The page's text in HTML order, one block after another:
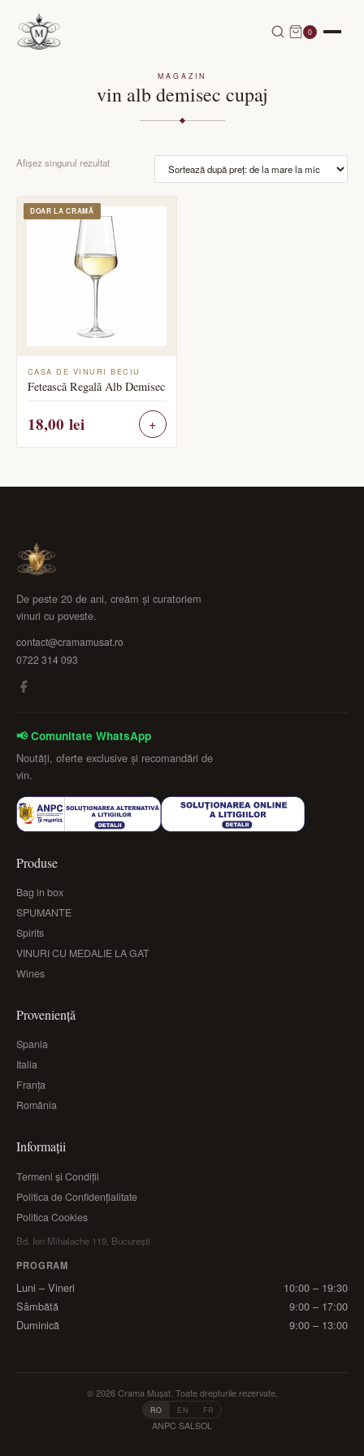
0
MAGAZIN
vin alb demisec cupaj
Afișez singurul rezultat
DOAR LA CRAMĂ
CASA DE VINURI BECIU
Fetească Regală Alb Demisec
18,00 lei
De peste 20 de ani, creăm și curatoriem
vinuri cu poveste.
contact@cramamusat.ro
0722 314 093
📢 Comunitate WhatsApp
Noutăți, oferte exclusive și recomandări de
vin.
Produse
Bag in box
SPUMANTE
Spirits
VINURI CU MEDALIE LA GAT
Wines
Proveniență
Spania
Italia
Franța
România
Informații
Termeni și Condiții
Politica de Confidențialitate
Politica Cookies
Bd. Ion Mihalache 119, București
PROGRAM
Luni – Vineri
10:00 – 19:30
Sâmbătă
9:00 – 17:00
Duminică
9:00 – 13:00
© 2026 Crama Mușat. Toate drepturile rezervate.
RO EN FR
ANPC SALSOL